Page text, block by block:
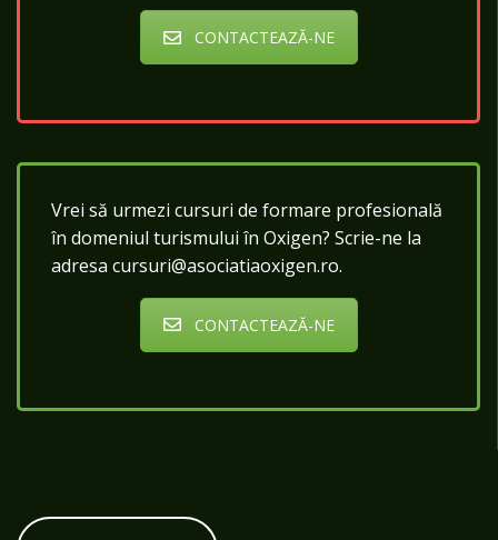
CONTACTEAZĂ-NE
Vrei să urmezi cursuri de formare profesională
în domeniul turismului în Oxigen? Scrie-ne la
adresa cursuri@asociatiaoxigen.ro.
CONTACTEAZĂ-NE